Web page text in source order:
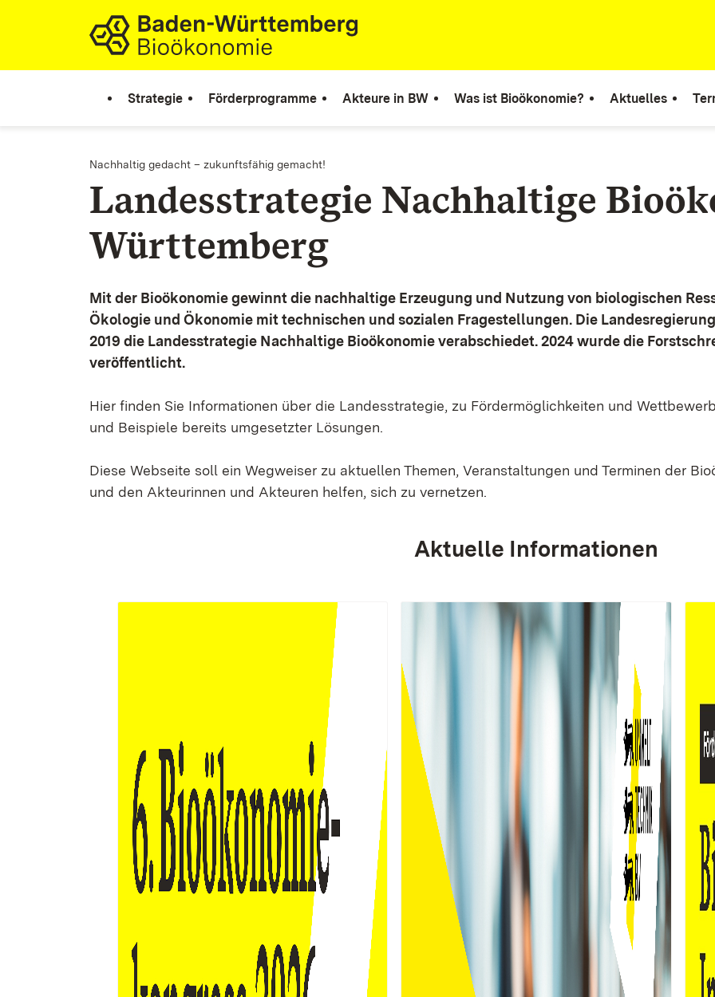
Zum Inhalt springen
Link zur Startseite
Strategie Förderprogramme Akteure in BW Was ist Bioökonomie? Aktuelles
Nachhaltig gedacht – zukunftsfähig gemacht!
Landesstrategie Nachhaltige
Württemberg
Mit der Bioökonomie gewinnt die nachhaltige Erzeugung und Nutzung von biologischen
Ökologie und Ökonomie mit technischen und sozialen Fragestellungen. Die
2019 die Landesstrategie Nachhaltige Bioökonomie verabschiedet. 2024 wurde die
veröffentlicht.
Hier finden Sie Informationen über die Landesstrategie, zu Fördermöglichkeiten und
und Beispiele bereits umgesetzter Lösungen.
Diese Webseite soll ein Wegweiser zu aktuellen Themen, Veranstaltungen und Terminen der
und den Akteurinnen und Akteuren helfen, sich zu vernetzen.
Aktuelle Informationen